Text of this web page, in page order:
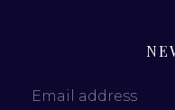
Email address